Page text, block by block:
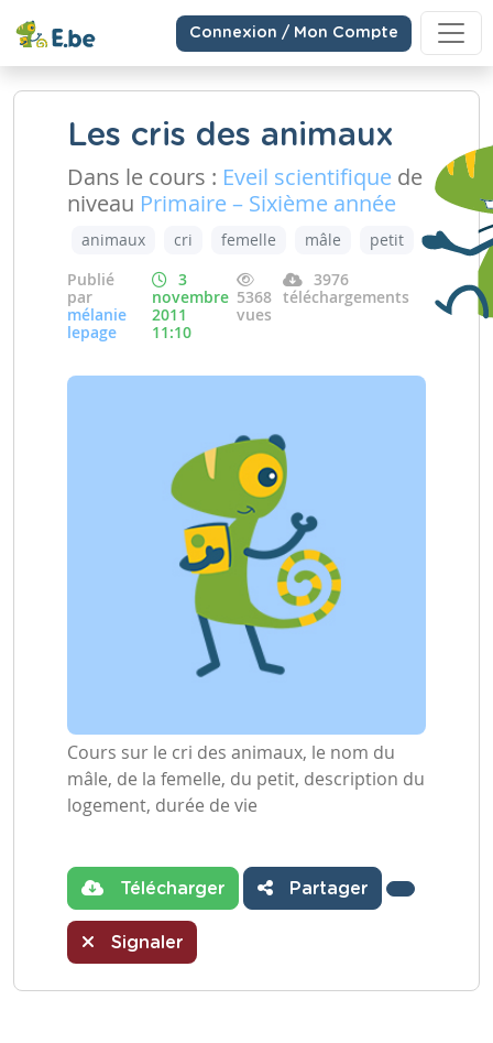
Connexion / Mon Compte
Les cris des animaux
Dans le cours : Eveil scientifique de
niveau Primaire – Sixième année
animaux cri femelle mâle
petit
Publié
par
mélanie
lepage
3
novembre
2011
11:10
5368
vues
3976
téléchargements
Cours sur le cri des animaux, le nom du
mâle, de la femelle, du petit, description du
logement, durée de vie
Télécharger Partager
Signaler